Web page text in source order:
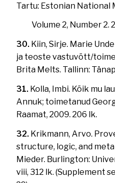
Tartu: Estonian National
Volume 2, Number 2.
30. Kiin, Sirje. Marie
ja teoste vastuvõtt/
Brita Melts. Tallinn:
31. Kolla, Imbi. Kõik mu
Annuk; toimetanud
Raamat, 2009. 206 lk.
32. Krikmann, Arvo.
structure, logic, and
Mieder. Burlington:
viii, 312 lk. (Supplement